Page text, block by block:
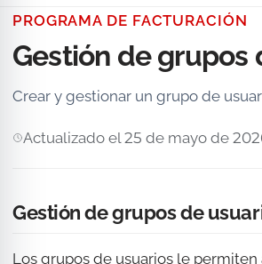
PROGRAMA DE FACTURACIÓN
Gestión de grupos
Crear y gestionar un grupo de
Actualizado el 25 de mayo de
Gestión de grupos de
Los grupos de usuarios le